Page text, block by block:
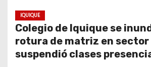
IQUIQUE
Colegio de Iquique se
rotura de matriz en sector
suspendió clases